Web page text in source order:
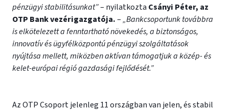
pénzügyi stabilitásunkat”– nyilatkozta Csányi Péter, az
OTP Bank vezérigazgatója.–„Bankcsoportunk továbbra
is elkötelezett a fenntartható növekedés, a biztonságos,
innovatív és ügyfélközpontú pénzügyi szolgáltatások
nyújtása mellett, miközben aktívan támogatjuk a közép- és
kelet-európai régió gazdasági fejlődését.”
Az OTP Csoport jelenleg 11 országban van jelen, és stabil